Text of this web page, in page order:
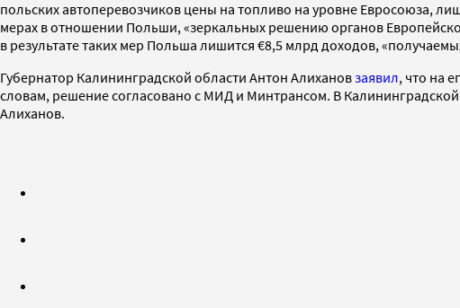
польских автоперевозчиков цены на топливо на уровне Евросоюза,
мерах в отношении Польши, «зеркальных решению органов
в результате таких мер Польша лишится €8,5 млрд доходов,
Губернатор Калининградской области Антон Алихановзаявил, что на
словам, решение согласовано с МИД и Минтрансом. В
Алиханов.